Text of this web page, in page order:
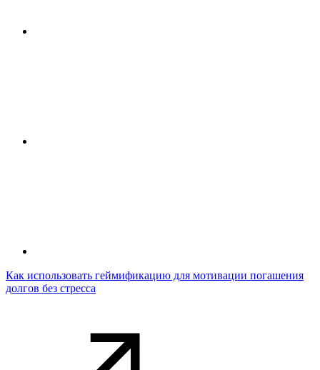
Как использовать геймификацию для мотивации погашения
долгов без стресса